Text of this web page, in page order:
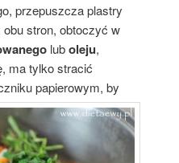
przepuszcza plastry
obu stron, obtoczyć w
luboleju,
ma tylko stracić
papierowym, by